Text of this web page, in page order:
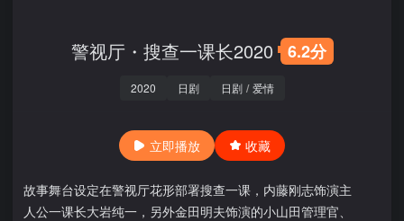
警视厅・搜查一课长2020 6.2分
2020 日剧 日剧 / 爱情
立即播放 收藏
故事舞台设定在警视厅花形部署搜查一课，内藤刚志饰演主
人公一课长大岩纯一，另外金田明夫饰演的小山田管理官、